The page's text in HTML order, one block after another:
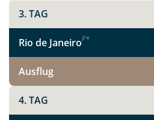
3. TAG
Rio de JaneiroF*
Ausflug
4. TAG